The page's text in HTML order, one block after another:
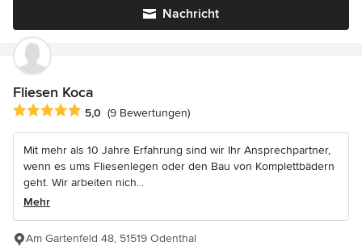
Nachricht
Fliesen Koca
Durchschnittliche Bewertung: 5 von 5 Sternen
5,0 (9 Bewertungen)
Mit mehr als 10 Jahre Erfahrung sind wir Ihr Ansprechpartner,
wenn es ums Fliesenlegen oder den Bau von Komplettbädern
geht. Wir arbeiten nich...
Mehr
Am Gartenfeld 48, 51519 Odenthal